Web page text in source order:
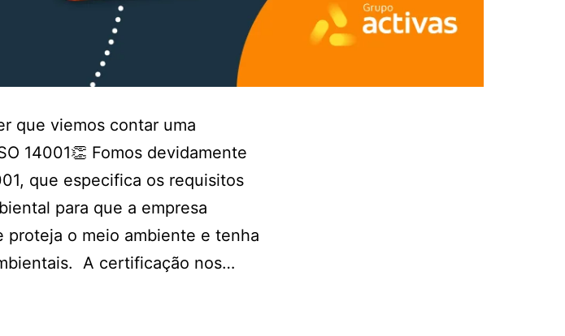
que viemos contar uma
14001👏 Fomos devidamente
que especifica os requisitos
para que a empresa
proteja o meio ambiente e tenha
A certificação nos…